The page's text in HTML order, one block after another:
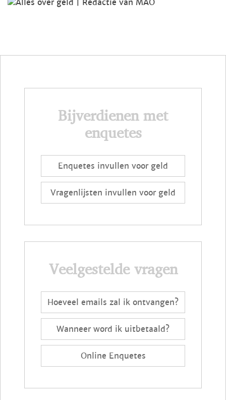
Bijverdienen met
enquetes
Enquetes invullen voor geld
Vragenlijsten invullen voor geld
Veelgestelde vragen
Hoeveel emails zal ik ontvangen?
Wanneer word ik uitbetaald?
Online Enquetes